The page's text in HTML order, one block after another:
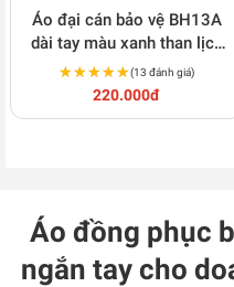
Áo đại cán bảo vệ BH13A
dài tay màu xanh than lịch
sự
★★★★★
★★★★★(13 đánh giá)
220.000đ
Áo đồng phục
ngắn tay cho